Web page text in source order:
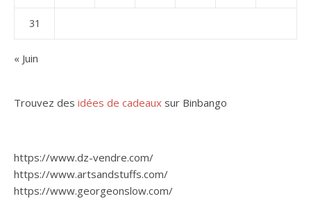
31
« Juin
Trouvez des idées de cadeaux sur Binbango
https://www.dz-vendre.com/
https://www.artsandstuffs.com/
https://www.georgeonslow.com/